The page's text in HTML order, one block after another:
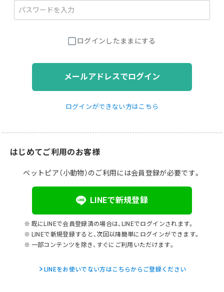
ログインしたままにする
メールアドレスでログイン
ログインができない方はこちら
はじめてご利用のお客様
ベットピア（小動物）のご利用には会員登録が必要です。
LINEで新規登録
既にLINEで会員登録済の場合は、LINEでログインされます。
LINEで新規登録すると、次回以降簡単にログインができます。
一部コンテンツを除き、すぐにご利用いただけます。
LINEをお使いでない方はこちらからご登録ください